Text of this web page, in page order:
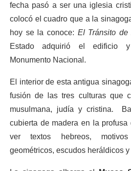
fecha pasó a ser una iglesia
colocó el cuadro que a la
hoy se la conoce: El Tránsito de
Estado adquirió el edificio
Monumento Nacional.
El interior de esta antigua
fusión de las tres culturas que
musulmana, judía y cristina.
cubierta de madera en la profusa
ver textos hebreos,
geométricos, escudos heráldicos